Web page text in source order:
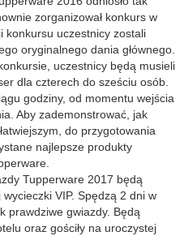
zorganizował konkurs w
konkursu uczestnicy zostali
oryginalnego dania głównego.
uczestnicy będą musieli
dla czterech do sześciu osób.
godziny, od momentu wejścia
Aby zademonstrować, jak
do przygotowania
najlepsze produkty
Tupperware 2017 będą
VIP. Spędzą 2 dni w
prawdziwe gwiazdy. Będą
oraz gościły na uroczystej